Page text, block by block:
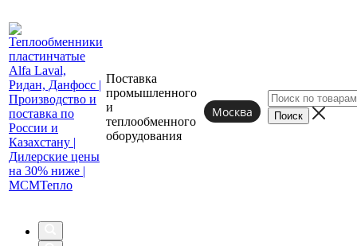
Поставка
промышленного
и
теплообменного
оборудования
Москва